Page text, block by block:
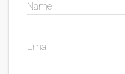
Name
Email